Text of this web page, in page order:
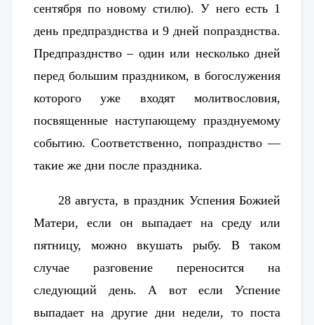
сентября по новому стилю). У него есть 1
день предпразднства и 9 дней попразднства.
Предпразднство – один или несколько дней
перед большим праздником, в богослужения
которого уже входят молитвословия,
посвященные наступающему празднуемому
событию. Соответственно, попразднство —
такие же дни после праздника.
28 августа, в праздник Успения Божией
Матери, если он выпадает на среду или
пятницу, можно вкушать рыбу. В таком
случае разговение переносится на
следующий день. А вот если Успение
выпадает на другие дни недели, то поста